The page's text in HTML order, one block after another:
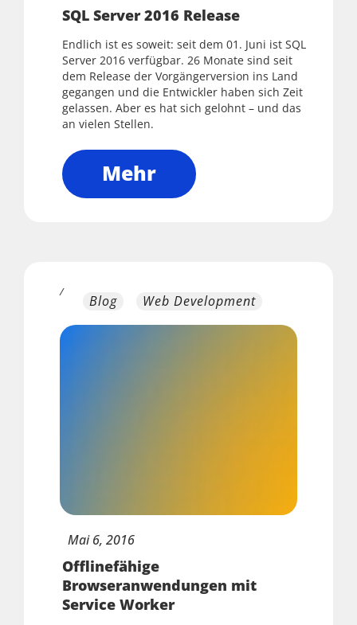
SQL Server 2016 Release
Endlich ist es soweit: seit dem 01. Juni ist SQL
Server 2016 verfügbar. 26 Monate sind seit
dem Release der Vorgängerversion ins Land
gegangen und die Entwickler haben sich Zeit
gelassen. Aber es hat sich gelohnt – und das
an vielen Stellen.
Mehr
/
Blog Web Development
Mai6, 2016
Offlinefähige
Browseranwendungen mit
Service Worker